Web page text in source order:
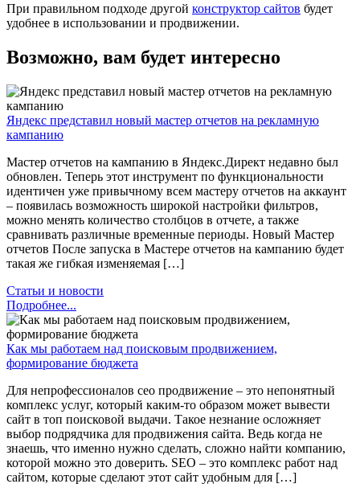
При правильном подходе другой конструктор сайтов будет
удобнее в использовании и продвижении.
Возможно, вам будет интересно
Яндекс представил новый мастер отчетов на рекламную
кампанию
Мастер отчетов на кампанию в Яндекс.Директ недавно был
обновлен. Теперь этот инструмент по функциональности
идентичен уже привычному всем мастеру отчетов на аккаунт
– появилась возможность широкой настройки фильтров,
можно менять количество столбцов в отчете, а также
сравнивать различные временные периоды. Новый Мастер
отчетов После запуска в Мастере отчетов на кампанию будет
такая же гибкая изменяемая […]
Статьи и новости
Подробнее...
Как мы работаем над поисковым продвижением,
формирование бюджета
Для непрофессионалов сео продвижение – это непонятный
комплекс услуг, который каким-то образом может вывести
сайт в топ поисковой выдачи. Такое незнание осложняет
выбор подрядчика для продвижения сайта. Ведь когда не
знаешь, что именно нужно сделать, сложно найти компанию,
которой можно это доверить. SEO – это комплекс работ над
сайтом, которые сделают этот сайт удобным для […]